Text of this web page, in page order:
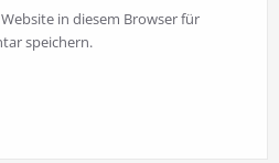
in diesem Browser für
speichern.